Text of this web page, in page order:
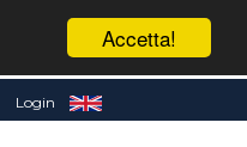
Accetta!
Login